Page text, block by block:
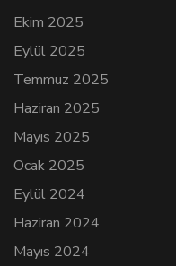
Ekim 2025
Eylül 2025
Temmuz 2025
Haziran 2025
Mayıs 2025
Ocak 2025
Eylül 2024
Haziran 2024
Mayıs 2024